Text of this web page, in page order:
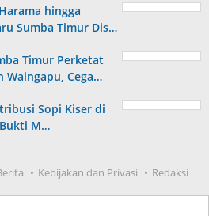
hingga
Sumba Timur Dis…
Timur Perketat
Waingapu, Cega…
Sopi Kiser di
M…
Kebijakan dan Privasi Redaksi